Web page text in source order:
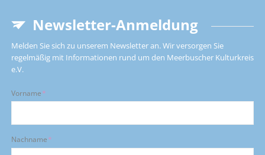
Newsletter-Anmeldung
Melden Sie sich zu unserem Newsletter an. Wir versorgen Sie
regelmäßig mit Informationen rund um den Meerbuscher Kulturkreis
e.V.
Pflichtfeld
Vorname*
Pflichtfeld
Nachname*